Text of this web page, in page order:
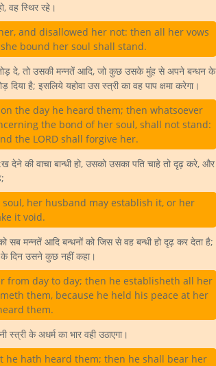
वह स्थिर रहे।
and disallowed her not: then all her vows
bound her soul shall stand.
दे, तो उसकी मन्नतें आदि, जो कुछ उसके मुंह से अपने बन्धन के
है; इसलिये यहोवा उस स्त्री का वह पाप क्षमा करेगा।
the day he heard them; then whatsoever
the bond of her soul, shall not stand:
the LORD shall forgive her.
की वाचा बान्धी हो, उसको उसका पति चाहे तो दृढ़ करे, और
her husband may establish it, or her
it void.
सब मन्नतें आदि बन्धनों को जिस से वह बन्धी हो दृढ़ कर देता है;
दिन उसने कुछ नहीं कहा।
from day to day; then he establisheth all her
them, because he held his peace at her
them.
के अधर्म का भार वही उठाएगा।
he hath heard them; then he shall bear her